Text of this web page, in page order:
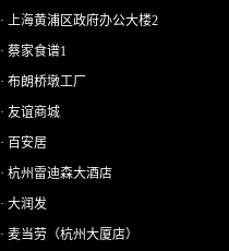
· 上海黄浦区政府办公大楼2
· 蔡家食谱1
· 布朗桥墩工厂
· 友谊商城
· 百安居
· 杭州雷迪森大酒店
· 大润发
· 麦当劳（杭州大厦店）